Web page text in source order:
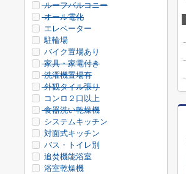
ルーフバルコニー
オール電化
エレベーター
駐輪場
バイク置場あり
家具・家電付き
洗濯機置場有
外観タイル張り
コンロ２口以上
食器洗い乾燥機
システムキッチン
対面式キッチン
バス・トイレ別
追焚機能浴室
浴室乾燥機